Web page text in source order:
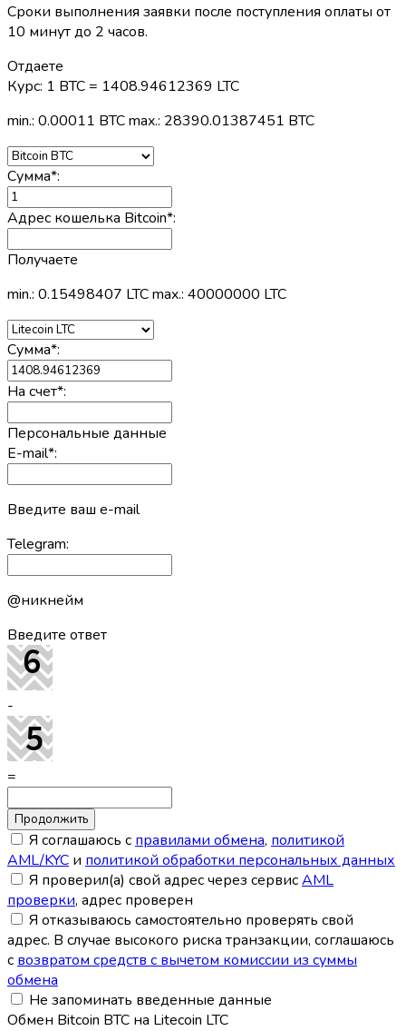
Сроки выполнения заявки после поступления оплаты от
10 минут до 2 часов.
Отдаете
Курс: 1 BTC = 1408.94612369 LTC
min.: 0.00011 BTCmax.: 28390.01387451 BTC
Сумма*:
Адрес кошелька Bitcoin*:
Получаете
min.: 0.15498407 LTCmax.: 40000000 LTC
Сумма*:
На счет*:
Персональные данные
E-mail*:
Введите ваш e-mail
Telegram:
@никнейм
Введите ответ
-
=
Я соглашаюсь с правилами обмена, политикой
AML/KYC и политикой обработки персональных данных
Я проверил(а) свой адрес через сервисAML
проверки, адрес проверен
Я отказываюсь самостоятельно проверять свой
адрес. В случае высокого риска транзакции, соглашаюсь
с возвратом средств с вычетом комиссии из суммы
обмена
Не запоминать введенные данные
Обмен Bitcoin BTC на Litecoin LTC